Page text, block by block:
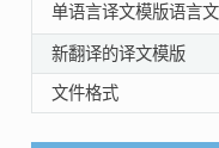
单语言译文模版语言
新翻译的译文模版
文件格式